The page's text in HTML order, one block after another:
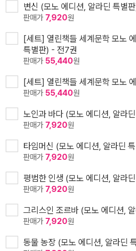
변신 (모노 에디션, 알라딘 특별
판매가 7,920원
[세트] 열린책들 세계문학 모노
특별판) - 전7권
판매가 55,440원
[세트] 열린책들 세계문학 모노
판매가 55,440원
노인과 바다 (모노 에디션, 알라
판매가 7,920원
타임머신 (모노 에디션, 알라딘
판매가 7,920원
평범한 인생 (모노 에디션, 알라
판매가 7,920원
그리스인 조르바 (모노 에디션,
판매가 7,920원
동물 농장 (모노 에디션, 알라딘